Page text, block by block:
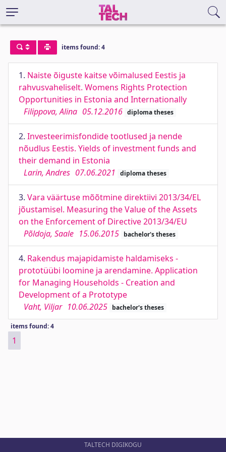
items found: 4
1. Naiste õiguste kaitse võimalused Eestis ja
rahvusvaheliselt. Womens Rights Protection
Opportunities in Estonia and Internationally
Filippova, Alina 05.12.2016 diploma theses
2. Investeerimisfondide tootlused ja nende
nõudlus Eestis. Yields of investment funds and
their demand in Estonia
Larin, Andres 07.06.2021 diploma theses
3. Vara väärtuse mõõtmine direktiivi 2013/34/EL
jõustamisel. Measuring the Value of the Assets
on the Enforcement of Directive 2013/34/EU
Põldoja, Saale 15.06.2015 bachelor's theses
4. Rakendus majapidamiste haldamiseks -
prototüübi loomine ja arendamine. Application
for Managing Households - Creation and
Development of a Prototype
Vaht, Viljar 10.06.2025 bachelor's theses
items found: 4
1
TALTECH DIGIKOGU